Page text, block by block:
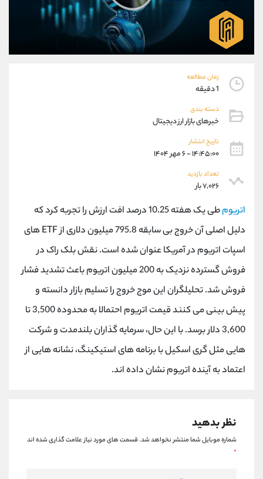
زمان مطالعه
1 دقیقه
دسته بندی
خبرهای بازار ارز دیجیتال
تاریخ انتشار
۱۴:۴۵:۰۰ - ۶ مهر ۱۴۰۴
تعداد بازدید
۷,۰۲۶ بار
اتریوم
طی یک هفته 10.25 درصد افت ارزش را تجربه کرد که
دلیل اصلی آن خروج بی سابقه 795.8 میلیون دلاری از ETF های
اسپات اتریوم در آمریکا عنوان شده است. نقش بلک راک در
فروش گسترده نزدیک به 200 میلیون اتریوم باعث تشدید فشار
فروش شد. تحلیلگران این موج خروج را تسلیم بازار دانسته و
پیش بینی می کنند قیمت اتریوم احتمالا به محدوده 3,500 تا
3,600 دلار برسد. با این حال، سرمایه گذاران بلندمدت و شرکت
هایی مثل گری اسکیل با برنامه های استیکینگ، نشانه هایی از
اعتماد به آینده اتریوم نشان داده اند.
نظر بدهید
شماره موبایل شما منتشر نخواهد شد.قسمت های مورد نیاز علامت گذاری شده اند
*
09194198792
واتساپ شروع گفتگو
تلگرام @Armteam_admin_33
داخلی
پشتیبان فروش
واتساپ
داخلی
اطلاعات تماس (دفتر فروش)
تلفن 021-22021040
90001030
اینستاگرام @alireza.mehrabii
کانال تلگرام @alirezamehrabi_com
کانال بله @alirezamehrabi_official